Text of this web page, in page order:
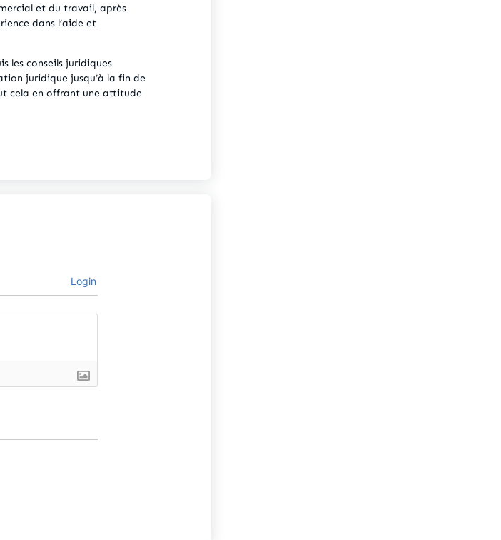
et du travail, après
dans l’aide et
les conseils juridiques
juridique jusqu’à la fin de
cela en offrant une attitude
Login